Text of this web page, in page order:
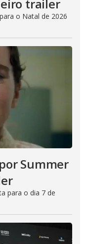
trailer
o Natal de 2026
Summer
para o dia 7 de